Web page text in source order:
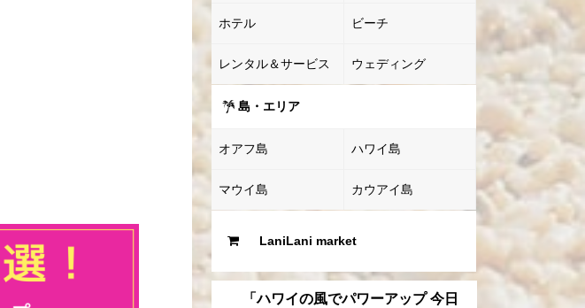
ホテル ビーチ
レンタル＆サービス ウェディング
島・エリア
オアフ島 ハワイ島
マウイ島 カウアイ島
LaniLani market
「ハワイの風でパワーアップ 今日